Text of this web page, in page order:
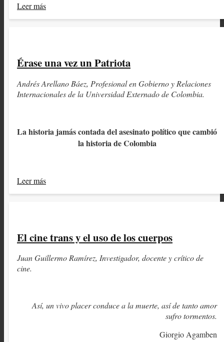
Leer más
Érase una vez un Patriota
Andrés Arellano Báez, Profesional en Gobierno y Relaciones
Internacionales de la Universidad Externado de Colombia.
La historia jamás contada del asesinato político que cambió
la historia de Colombia
Leer más
El cine trans y el uso de los cuerpos
Juan Guillermo Ramírez, Investigador, docente y crítico de
cine.
Así, un vivo placer conduce a la muerte, así de tanto amor
sufro tormentos.
Giorgio Agamben